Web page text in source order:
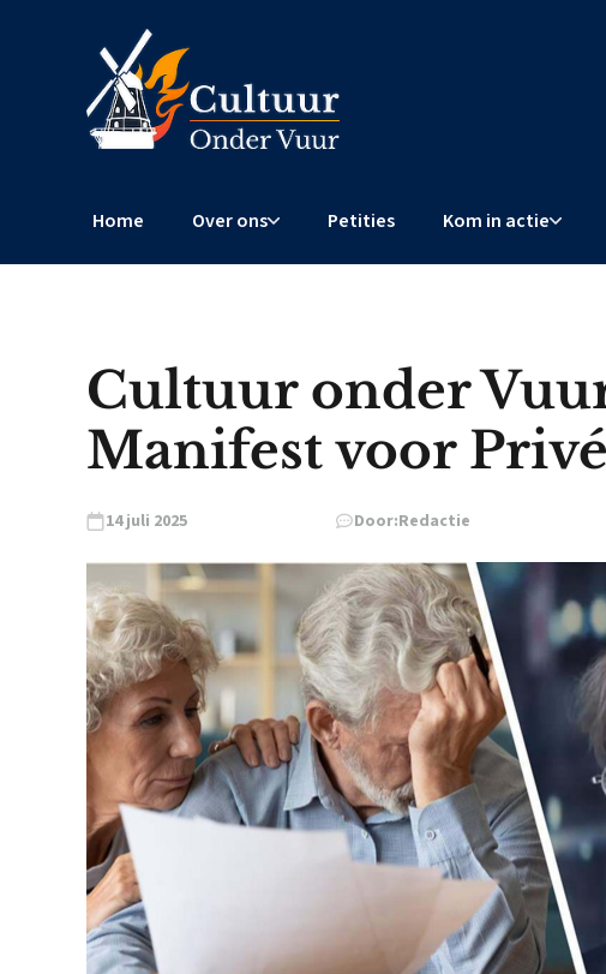
Home Over ons Petities Kom in actie
Cultuur onder
Manifest voor
14 juli 2025 Door:Redactie